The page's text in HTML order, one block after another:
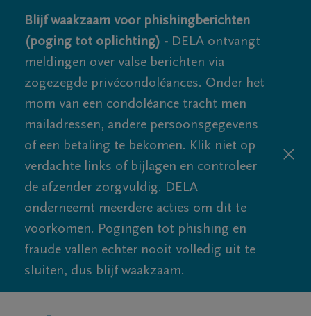
Blijf waakzaam voor phishingberichten
(poging tot oplichting) - DELA ontvangt
meldingen over valse berichten via
zogezegde privécondoléances. Onder het
mom van een condoléance tracht men
mailadressen, andere persoonsgegevens
of een betaling te bekomen. Klik niet op
verdachte links of bijlagen en controleer
de afzender zorgvuldig. DELA
onderneemt meerdere acties om dit te
voorkomen. Pogingen tot phishing en
fraude vallen echter nooit volledig uit te
sluiten, dus blijf waakzaam.